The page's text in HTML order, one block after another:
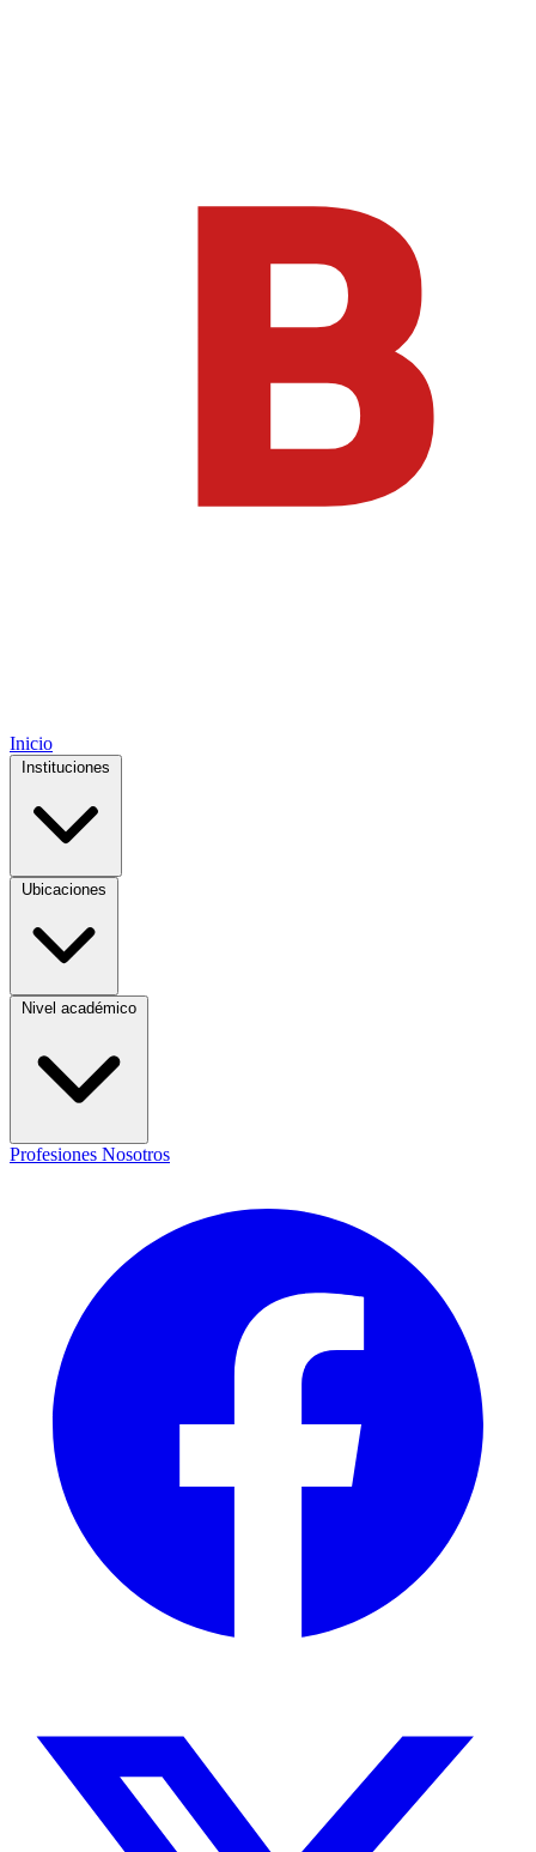
Inicio
Instituciones
Ubicaciones
Nivel académico
Profesiones Nosotros